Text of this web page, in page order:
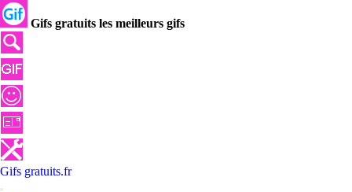
Gifs gratuits les meilleurs gifs
Gifs gratuits.fr